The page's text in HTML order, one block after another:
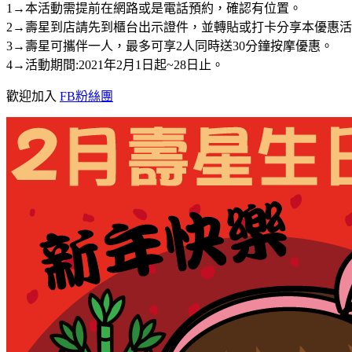
1→本活動需提前在網路或是電話預約，確認有位置。
2→壽星到店請先到櫃台出示證件，並轉貼或打卡分享本優惠
3→壽星可攜伴一人，最多可享2人同時送30分鐘按摩優惠。
4→活動期間:2021年2月1日起~28日止。
歡迎加入 FB粉絲團